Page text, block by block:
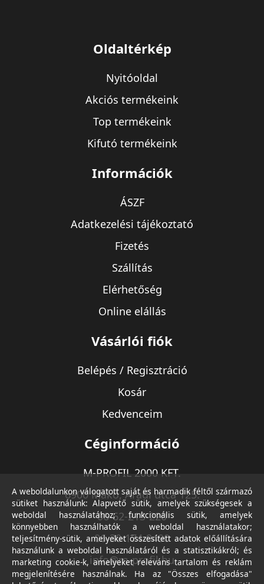
Oldaltérkép
Nyitóoldal
Akciós termékeink
Top termékeink
Kifutó termékeink
Információk
ÁSZF
Adatkezelési tájékoztató
Fizetés
Szállítás
Elérhetőség
Online elállás
Vásárlói fiók
Belépés / Regisztráció
Kosár
Kedvenceim
Céginformáció
M-PROFIL 2000 KFT.
6900 Makó, Aradi utca 125.
06-62-213-220
06-30-174-9490
info@m-profil.hu
A weboldalunkon válogatott saját és harmadik féltől származó
sütiket használunk: Alapvető sütik, amelyek szükségesek a
weboldal használatához; funkcionális sütik, amelyek
könnyebben használhatók a weboldal használatakor;
teljesítmény-sütik, amelyeket összesített adatok előállítására
használunk a weboldal használatáról és a statisztikákról; és
marketing cookie-k, amelyeket releváns tartalom és reklám
megjelenítésére használnak. Ha az "Összes elfogadása"